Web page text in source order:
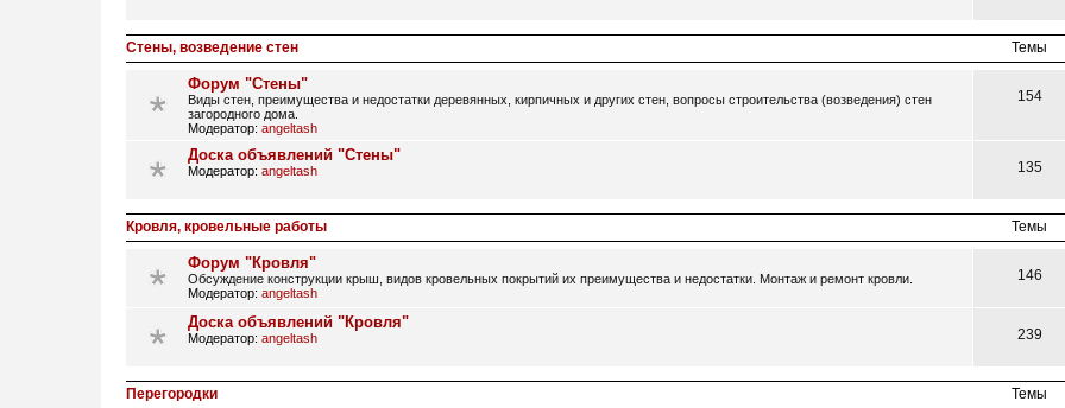
Стены, возведение стен Темы
Форум "Стены"
Виды стен, преимущества и недостатки деревянных, кирпичных и других стен, вопросы строительства (возведения) стен
загородного дома.
Модератор: angeltash
154
Доска объявлений "Стены"
Модератор: angeltash 135
Кровля, кровельные работы Темы
Форум "Кровля"
Обсуждение конструкции крыш, видов кровельных покрытий их преимущества и недостатки. Монтаж и ремонт кровли.
Модератор: angeltash
146
Доска объявлений "Кровля"
Модератор: angeltash 239
Перегородки Темы